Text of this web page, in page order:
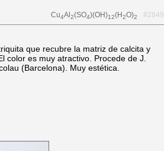
Cu4Al 2(SO4)(OH)12(H2O)2
#2849
que recubre la matriz de calcita y
color es muy atractivo. Procede de J.
(Barcelona). Muy estética.